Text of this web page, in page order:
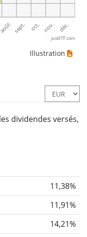
août sept. oct. nov. déc.
justETF.com
Illustration
dividendes versés,
11,38%
11,91%
14,21%